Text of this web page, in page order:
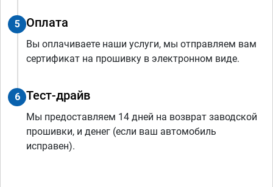
5 Оплата
Вы оплачиваете наши услуги, мы отправляем вам
сертификат на прошивку в электронном виде.
6 Тест-драйв
Мы предоставляем 14 дней на возврат заводской
прошивки, и денег (если ваш автомобиль
исправен).